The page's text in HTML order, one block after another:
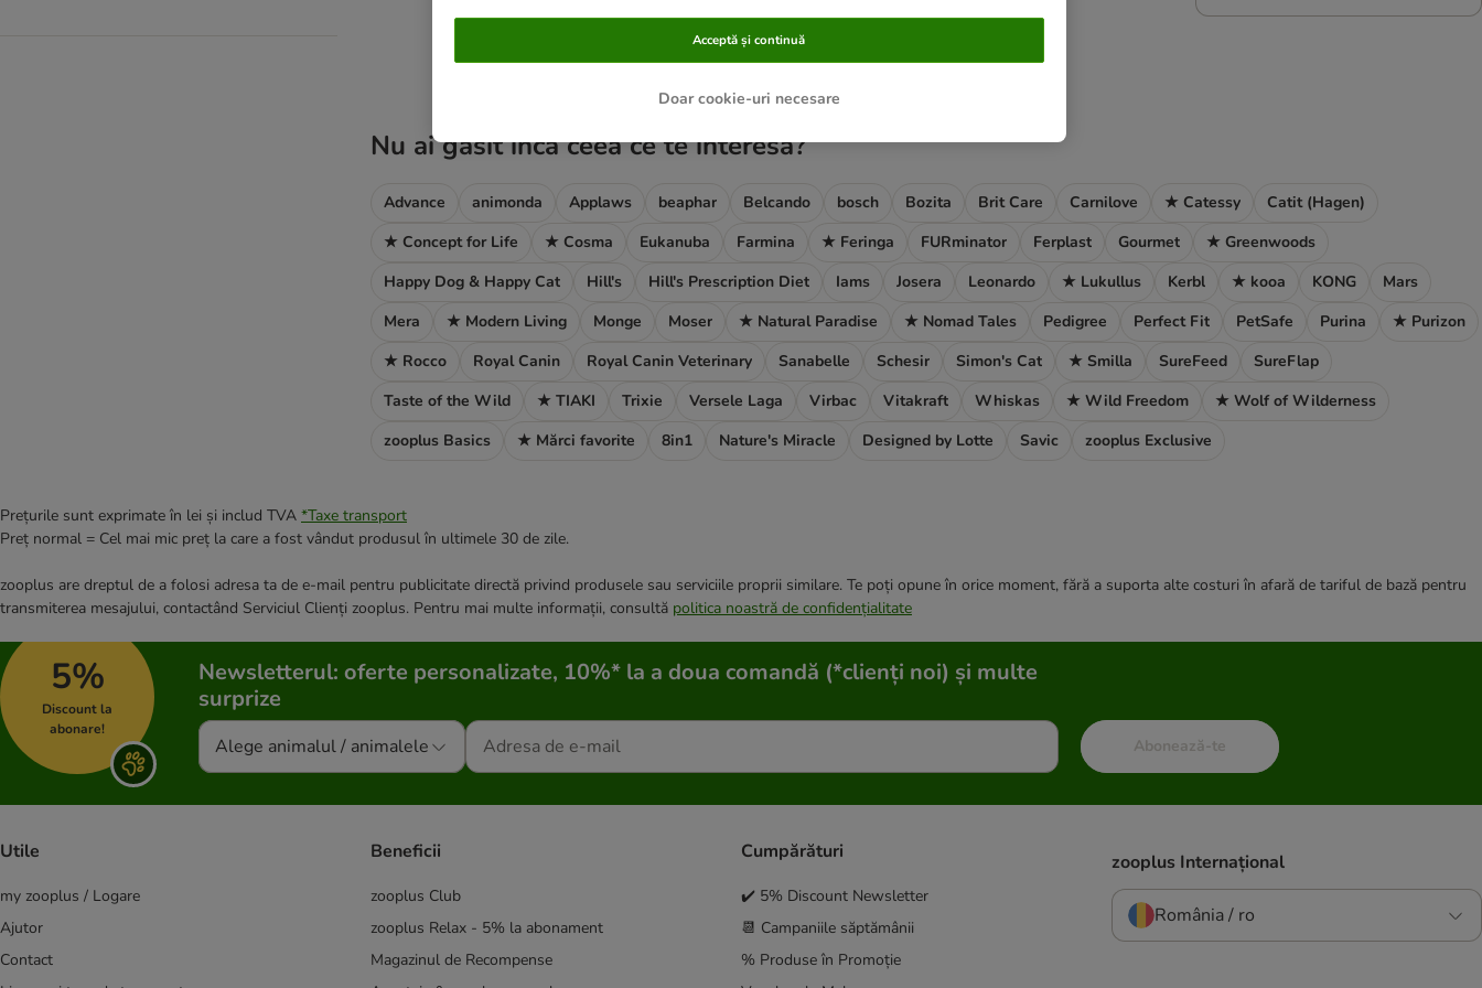
Nu ai găsit încă ceea ce te interesa?
Advance animonda Applaws beaphar Belcando bosch Bozita Brit Care Carnilove ★ Catessy
Catit (Hagen)
★ Concept for Life
★ Cosma Eukanuba Farmina ★ Feringa FURminator Ferplast Gourmet
★ Greenwoods
Happy Dog & Happy Cat
Hill's Hill's Prescription Diet Iams Josera Leonardo ★ Lukullus Kerbl ★ kooa KONG
Mars
Mera
★ Modern Living Monge Moser ★ Natural Paradise ★ Nomad Tales Pedigree Perfect Fit PetSafe Purina
★ Purizon
★ Rocco
Royal Canin Royal Canin Veterinary Sanabelle Schesir Simon's Cat ★ Smilla SureFeed
SureFlap
Taste of the Wild
★ TIAKI Trixie Versele Laga Virbac Vitakraft Whiskas ★ Wild Freedom
★ Wolf of Wilderness
zooplus Basics
★ Mărci favorite 8in1 Nature's Miracle Designed by Lotte Savic zooplus Exclusive
Prețurile sunt exprimate în lei și includ TVA *Taxe transport
Preț normal = Cel mai mic preț la care a fost vândut produsul în ultimele 30 de zile.
zooplus are dreptul de a folosi adresa ta de e-mail pentru publicitate directă privind produsele sau serviciile proprii similare. Te poți opune în orice moment, fără a suporta alte costuri în afară de tariful de bază pentru
transmiterea mesajului, contactând Serviciul Clienți zooplus. Pentru mai multe informații, consultă politica noastră de confidențialitate
5%
Discount la
abonare!
Newsletterul: oferte personalizate, 10%* la a doua comandă (*clienți noi) și multe
surprize
Alege animalul / animalele Abonează-te
Utile
my zooplus / Logare
Ajutor
Contact
Beneficii
zooplus Club
zooplus Relax - 5% la abonament
Magazinul de Recompense
Cumpărături
✔️ 5% Discount Newsletter
📆 Campaniile săptămânii
% Produse în Promoție
zooplus Internațional
România / ro
Doar cookie-uri necesare
Acceptă și continuă